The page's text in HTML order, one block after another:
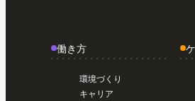
働き方
環境づくり
キャリア